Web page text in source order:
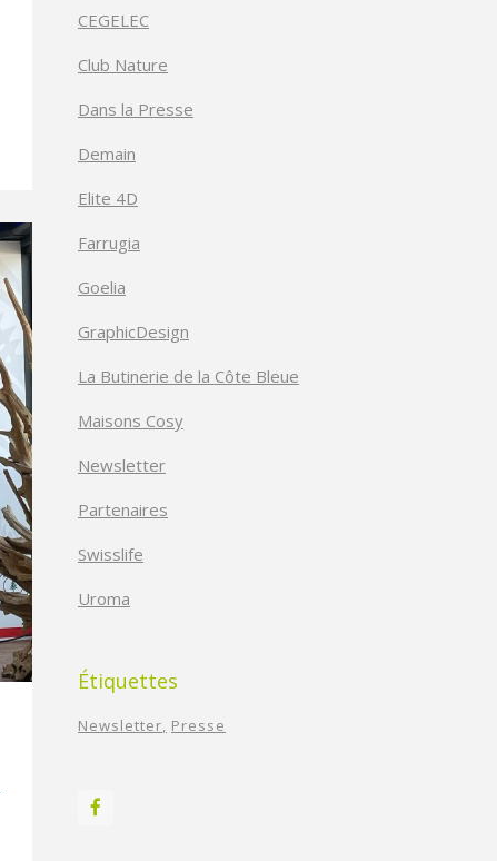
CEGELEC
Club Nature
Dans la Presse
Demain
Elite 4D
Farrugia
Goelia
GraphicDesign
La Butinerie de la Côte Bleue
Maisons Cosy
Newsletter
Partenaires
Swisslife
Uroma
Étiquettes
Newsletter Presse